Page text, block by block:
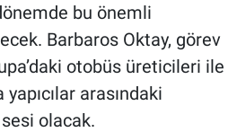
bu önemli
Barbaros Oktay, görev
otobüs üreticileri ile
arasındaki
olacak.